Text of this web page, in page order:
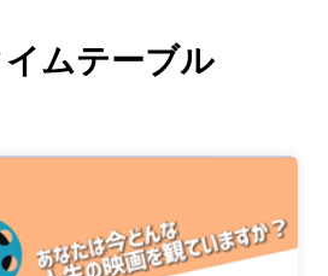
ムテーブル